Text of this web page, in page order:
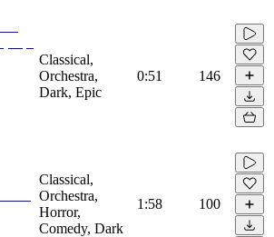
Classical,
Orchestra,
Dark, Epic
0:51 146
Classical,
Orchestra,
Horror,
Comedy, Dark
1:58 100